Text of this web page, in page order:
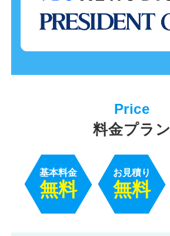
料金プラン
基本料金
無料
お見積り
無料